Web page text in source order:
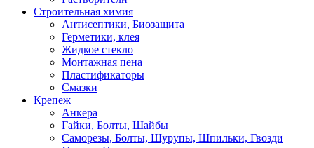
Строительная химия
Антисептики, Биозащита
Герметики, клея
Жидкое стекло
Монтажная пена
Пластификаторы
Смазки
Крепеж
Анкера
Гайки, Болты, Шайбы
Саморезы, Болты, Шурупы, Шпильки, Гвозди